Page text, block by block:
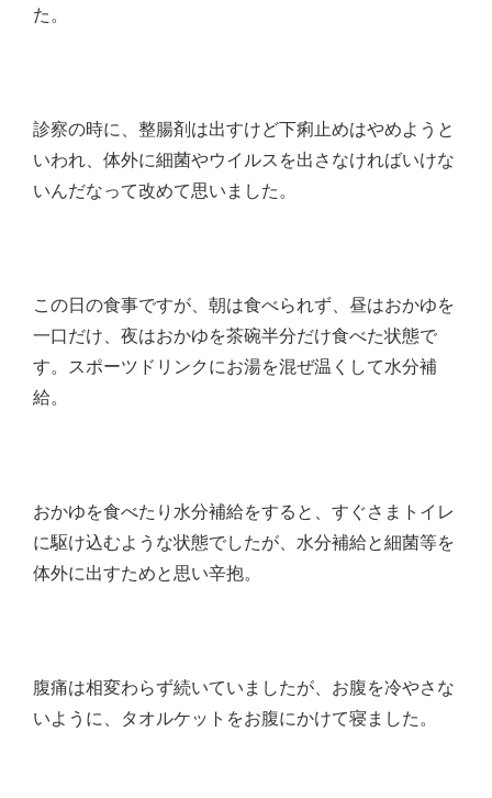
た。
診察の時に、整腸剤は出すけど下痢止めはやめようと
いわれ、体外に細菌やウイルスを出さなければいけな
いんだなって改めて思いました。
この日の食事ですが、朝は食べられず、昼はおかゆを
一口だけ、夜はおかゆを茶碗半分だけ食べた状態で
す。スポーツドリンクにお湯を混ぜ温くして水分補
給。
おかゆを食べたり水分補給をすると、すぐさまトイレ
に駆け込むような状態でしたが、水分補給と細菌等を
体外に出すためと思い辛抱。
腹痛は相変わらず続いていましたが、お腹を冷やさな
いように、タオルケットをお腹にかけて寝ました。